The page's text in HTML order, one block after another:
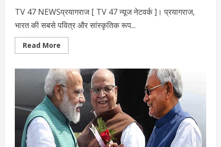
TV 47 NEWSप्रयागराज [ TV 47 न्‍यूज नेटवर्क ]। प्रयागराज,
भारत की सबसे पवित्र और सांस्कृतिक रूप...
Read More
more
Magh
Mela:
सीएम
योगी
ने
संगम
पर
की
पूजा,
माघ
मेले